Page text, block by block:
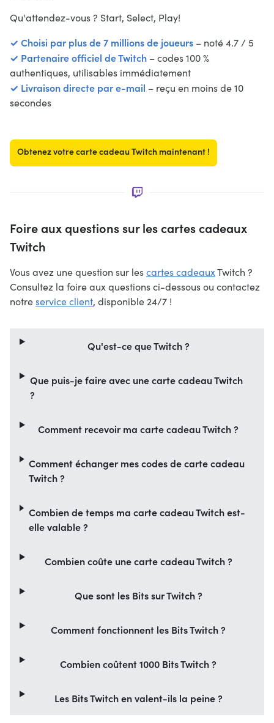
Qu'attendez-vous ? Start, Select, Play!
✓ Choisi par plus de 7 millions de joueurs – noté 4.7 / 5
✓ Partenaire officiel de Twitch – codes 100 %
authentiques, utilisables immédiatement
✓ Livraison directe par e-mail – reçu en moins de 10
secondes
Obtenez votre carte cadeau Twitch maintenant !
Foire aux questions sur les cartes cadeaux
Twitch
Vous avez une question sur lescartes cadeauxTwitch ?
Consultez la foire aux questions ci-dessous ou contactez
notreservice client, disponible 24/7 !
Qu'est-ce que Twitch ?
Que puis-je faire avec une carte cadeau Twitch
?
Comment recevoir ma carte cadeau Twitch ?
Comment échanger mes codes de carte cadeau
Twitch ?
Combien de temps ma carte cadeau Twitch est-
elle valable ?
Combien coûte une carte cadeau Twitch ?
Que sont les Bits sur Twitch ?
Comment fonctionnent les Bits Twitch ?
Combien coûtent 1000 Bits Twitch ?
Les Bits Twitch en valent-ils la peine ?